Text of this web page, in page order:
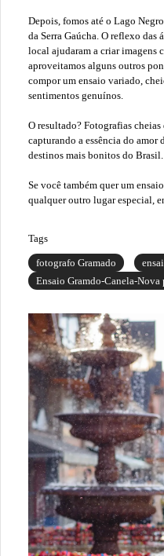
Depois, fomos até o Lago
da Serra Gaúcha. O reflexo
local ajudaram a criar imagens
aproveitamos alguns outros
compor um ensaio variado,
sentimentos genuínos.
O resultado? Fotografias
capturando a essência do amor
destinos mais bonitos do Brasil.
Se você também quer um
qualquer outro lugar especial,
Tags
fotografo Gramado
Ensaio Gramdo-Canela-